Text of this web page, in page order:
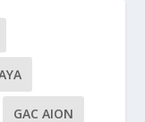
GAC AION